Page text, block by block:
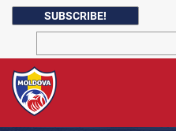
SUBSCRIBE!